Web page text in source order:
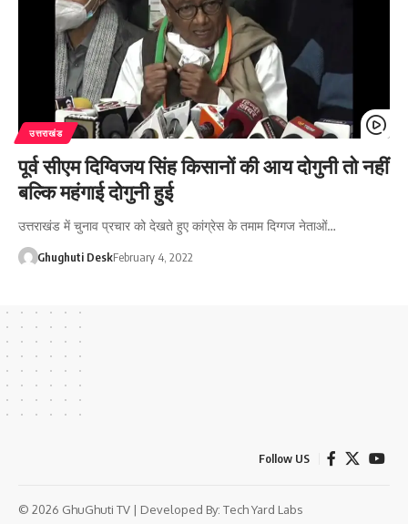
उत्तराखंड
पूर्व सीएम दिग्विजय सिंह किसानों की आय दोगुनी तो नहीं
बल्कि महंगाई दोगुनी हुई
उत्तराखंड में चुनाव प्रचार को देखते हुए कांग्रेस के तमाम दिग्गज नेताओं…
Ghughuti DeskFebruary 4, 2022
Follow US
© 2026 GhuGhuti TV | Developed By: Tech Yard Labs